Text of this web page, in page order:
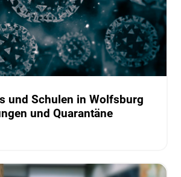
und Schulen in Wolfsburg
und Quarantäne